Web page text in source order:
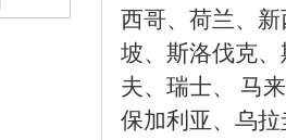
西哥、荷兰、
坡、斯洛伐克
夫、瑞士、 马
保加利亚、乌拉